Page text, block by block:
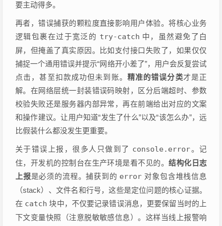
要主动得多。
再者，错误捕获的颗粒度直接影响用户体验。将核心业务
逻辑包裹在过于宽泛的 try-catch 中，虽然避免了白
屏，但掩盖了真实原因。比如支付接口失败了，如果仅仅
捕捉一个通用错误并提示“网络开小差了”，用户会反复尝试
点击，甚至扣款成功但未到账。 精准的错误分类才是正
解。在网络层统一封装错误码映射，区分后端超时、参数
校验失败还是服务器内部异常，再在前端给出对应的文案
和操作建议。让用户知道“发生了什么”以及“该怎么办”，远
比假装什么都没发生更重要。
关于错误上报，很多人只做到了 console.error。记
住，开发机的控制台在生产环境是看不见的。结构化日志
上报是必须的流程。捕获到的 error 对象包含堆栈信息
（stack）、文件名和行号，这些是定位问题的核心证据。
在 catch 块中，不仅要记录错误消息，更要保留当时的上
下文变量快照（注意脱敏敏感信息）。这样当线上报警响